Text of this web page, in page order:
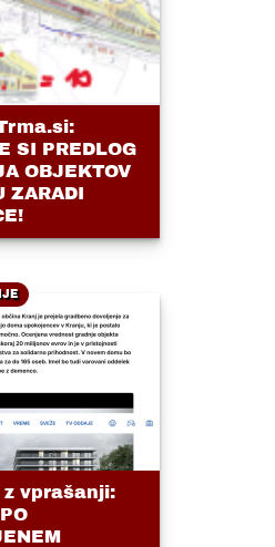
SI PREDLOG
OBJEKTOV
ZARADI
vprašanji: